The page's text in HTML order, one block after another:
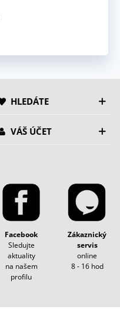
HLEDÁTE
VÁŠ ÚČET
Facebook
Sledujte
aktuality
na našem
profilu
Zákaznický
servis
online
8 - 16 hod